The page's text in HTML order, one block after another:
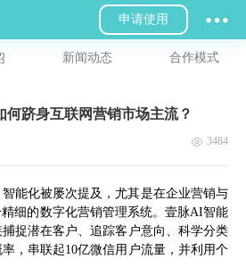
申请使用
新闻动态 合作模式
跻身互联网营销市场主流？
3484
能化被屡次提及，尤其是在企业营销与
细的数字化营销管理系统。壹脉AI智能
捉潜在客户、追踪客户意向、科学分类
，串联起10亿微信用户流量，并利用个